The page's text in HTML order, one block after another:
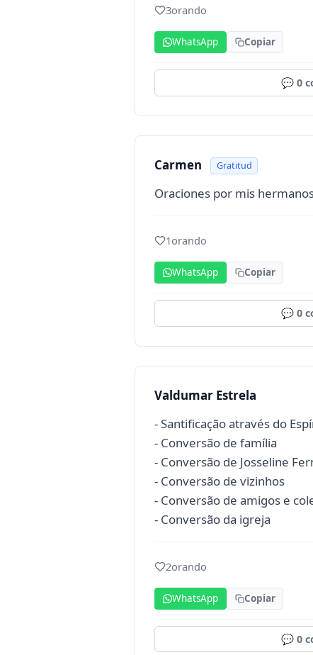
3orando
WhatsApp Copiar
💬0
Carmen Gratitud
Oraciones por mis
1orando
WhatsApp Copiar
💬0
Valdumar Estrela
- Santificação através do
- Conversão de família
- Conversão de Josseline
- Conversão de vizinhos
- Conversão de amigos e
- Conversão da igreja
2orando
WhatsApp Copiar
💬0